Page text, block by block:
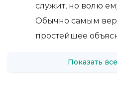
служит, но волю
Обычно самым
простейшее
Показать